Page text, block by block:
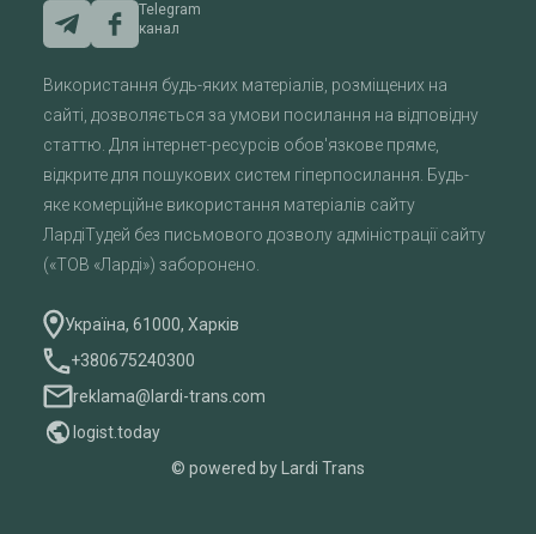
Telegram
канал
Використання будь-яких матеріалів, розміщених на
сайті, дозволяється за умови посилання на відповідну
статтю. Для інтернет-ресурсів обов'язкове пряме,
відкрите для пошукових систем гіперпосилання. Будь-
яке комерційне використання матеріалів сайту
ЛардіТудей без письмового дозволу адміністрації сайту
(«ТОВ «Ларді») заборонено.
Україна, 61000, Харків
+380675240300
reklama@lardi-trans.com
logist.today
© powered by Lardi Trans